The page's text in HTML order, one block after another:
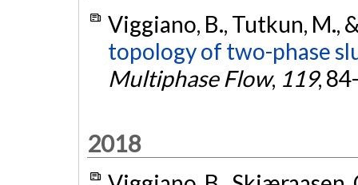
Viggiano, B., Tutkun, M.,
topology of two-phase
Multiphase Flow, 119,
2018